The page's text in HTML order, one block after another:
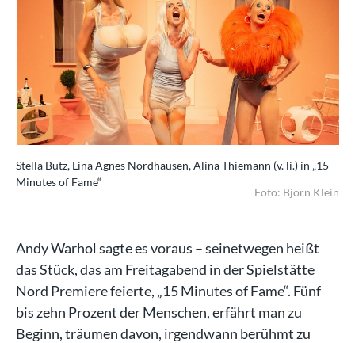
Stella Butz, Lina Agnes Nordhausen, Alina Thiemann (v. li.) in „15
Minutes of Fame“
Foto: Björn Klein
Andy Warhol sagte es voraus – seinetwegen heißt
das Stück, das am Freitagabend in der Spielstätte
Nord Premiere feierte, „15 Minutes of Fame“. Fünf
bis zehn Prozent der Menschen, erfährt man zu
Beginn, träumen davon, irgendwann berühmt zu